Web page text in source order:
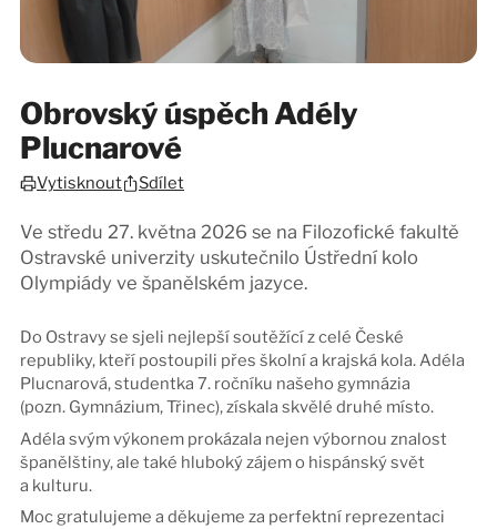
Obrovský úspěch Adély
Plucnarové
Vytisknout Sdílet
Ve středu 27. května 2026 se na Filozofické fakultě
Ostravské univerzity uskutečnilo Ústřední kolo
Olympiády ve španělském jazyce.
Do Ostravy se sjeli nejlepší soutěžící z celé České
republiky, kteří postoupili přes školní a krajská kola. Adéla
Plucnarová, studentka 7. ročníku našeho gymnázia
(pozn. Gymnázium, Třinec), získala skvělé druhé místo.
Adéla svým výkonem prokázala nejen výbornou znalost
španělštiny, ale také hluboký zájem o hispánský svět
a kulturu.
Moc gratulujeme a děkujeme za perfektní reprezentaci